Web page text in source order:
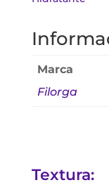
Marca
Filorga
Textura: